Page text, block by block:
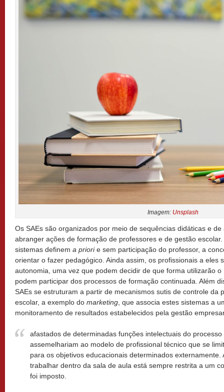
Imagem: Unsplash
Os SAEs são organizados por meio de sequências didáticas e
abranger ações de formação de professores e de gestão
sistemas definem a priorie sem participação do professor, a
orientar o fazer pedagógico. Ainda assim, os profissionais a eles
autonomia, uma vez que podem decidir de que forma utilizarão
podem participar dos processos de formação continuada. Além
SAEs se estruturam a partir de mecanismos sutis de controle da
escolar, a exemplo do marketing, que associa estes sistemas a
monitoramento de resultados estabelecidos pela gestão
afastados de determinadas funções intelectuais do
assemelhariam ao modelo de profissional técnico que se
para os objetivos educacionais determinados externamente.
trabalhar dentro da sala de aula está sempre restrita a um
foi imposto.